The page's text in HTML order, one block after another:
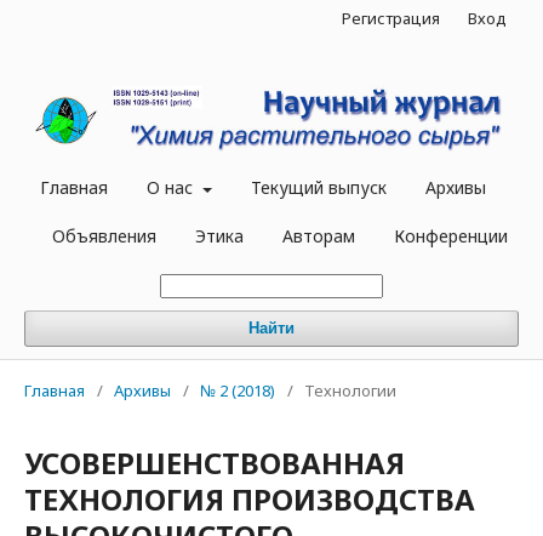
Главная О нас Текущий выпуск Архивы
Объявления Этика Авторам Конференции
Найти
Регистрация Вход
Главная / Архивы / № 2 (2018) / Технологии
УСОВЕРШЕНСТВОВАННАЯ
ТЕХНОЛОГИЯ ПРОИЗВОДСТВА